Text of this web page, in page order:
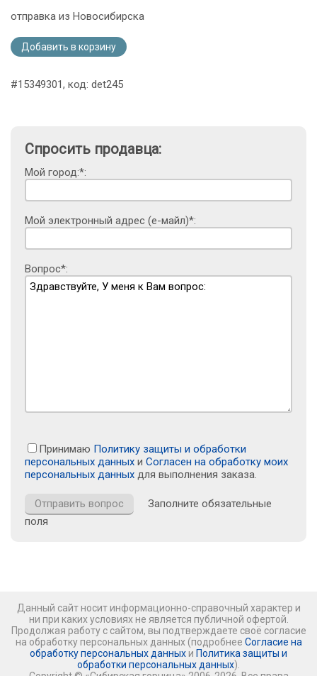
отправка из Новосибирска
Добавить в корзину
#15349301, код: det245
Спросить продавца:
Мой город:*:
Мой электронный адрес (е-майл)*:
Вопрос*:
Принимаю Политику защиты и обработки
персональных данных и Согласен на обработку моих
персональных данных для выполнения заказа.
Заполните обязательные
поля
Данный сайт носит информационно-справочный характер и
ни при каких условиях не является публичной офертой.
Продолжая работу с сайтом, вы подтверждаете своё согласие
на обработку персональных данных (подробнее Согласие на
обработку персональных данных и Политика защиты и
обработки персональных данных).